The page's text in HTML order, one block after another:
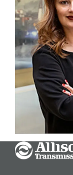
Go Home